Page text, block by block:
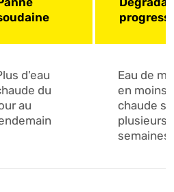
d'eau
du
au
Eau de
en moins
chaude
plusieurs
semaines